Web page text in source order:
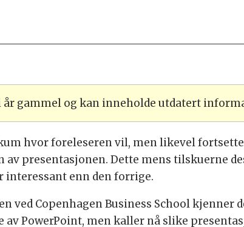
gammel og kan inneholde utdatert
hvor foreleseren vil, men likevel
av presentasjonen. Dette mens tilskuerne
interessant enn den forrige.
ved Copenhagen Business School kjenner
av PowerPoint, men kaller nå slike